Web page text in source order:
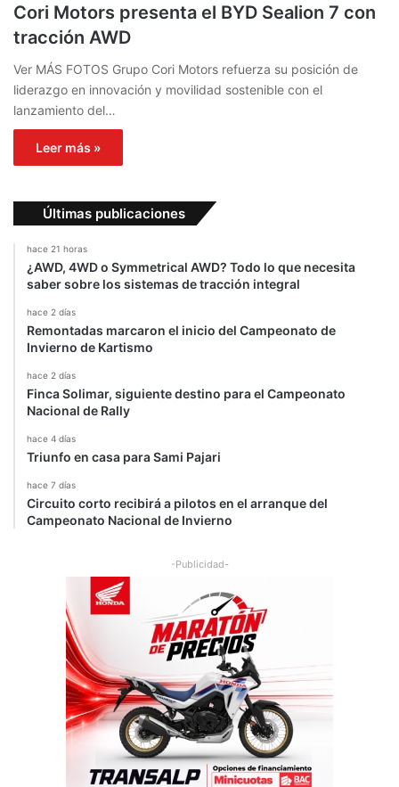
Cori Motors presenta el BYD Sealion 7 con
tracción AWD
Ver MÁS FOTOS Grupo Cori Motors refuerza su posición de
liderazgo en innovación y movilidad sostenible con el
lanzamiento del…
Leer más »
Últimas publicaciones
hace 21 horas
¿AWD, 4WD o Symmetrical AWD? Todo lo que necesita
saber sobre los sistemas de tracción integral
hace 2 días
Remontadas marcaron el inicio del Campeonato de
Invierno de Kartismo
hace 2 días
Finca Solimar, siguiente destino para el Campeonato
Nacional de Rally
hace 4 días
Triunfo en casa para Sami Pajari
hace 7 días
Circuito corto recibirá a pilotos en el arranque del
Campeonato Nacional de Invierno
-Publicidad-